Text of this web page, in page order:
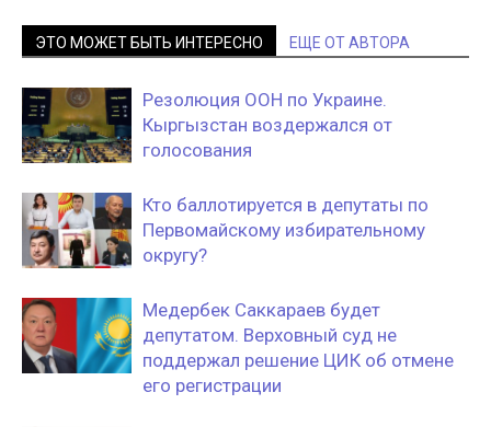
ЭТО МОЖЕТ БЫТЬ ИНТЕРЕСНО ЕЩЕ ОТ АВТОРА
Резолюция ООН по Украине.
Кыргызстан воздержался от
голосования
Кто баллотируется в депутаты по
Первомайскому избирательному
округу?
Медербек Саккараев будет
депутатом. Верховный суд не
поддержал решение ЦИК об отмене
его регистрации